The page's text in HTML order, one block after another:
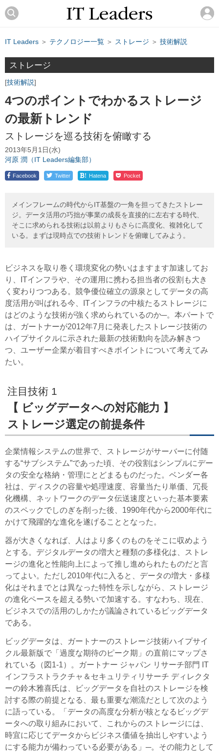
IT Leaders ＞ テクノロジー一覧 ＞ ストレージ ＞ 技術解説
ストレージ
技術解説
4つのポイントでわかるストレージ
の最新トレンド
ストレージを巡る技術を俯瞰する
2013年5月1日(水)
河原 潤（IT Leaders編集部）
Facebook Twitter ! Hatena Pocket
メインフレームの時代からIT基盤の一角を担ってきたストレー
ジ。データ活用の巧拙が事業の成長を直接的に左右する時代、
そこに求められる技術は以前よりもさらに高度化、複雑化して
いる。まずは現時点での技術トレンドを俯瞰してみよう。
ビジネスを取り巻く環境変化の勢いはますます加速してお
り、ITインフラや、その運用に携わる担当者の役割も大き
く変わりつつある。競争優位確立の源泉としてデータの高
度活用が叫ばれる今、ITインフラの中核たるストレージに
はどのような技術が強く求められているのか─。本パートで
は、ガートナーが2012年7月に発表したストレージ技術の
ハイプサイクルに示された最新の技術動向を読み解きつ
つ、ユーザー企業が着目すべきポイントについて考えてみ
たい。
注目技術 1
【 ビッグデータへの対応能力 】
ストレージ選定の前提条件
企業情報システムの世界で、ストレージがサーバーに付随
する“サブシステム”であった頃、その役割はシンプルにデー
タの安全な格納・管理にとどまるものだった。ベンダー各
社は、ディスクの容量や処理速度、容量当たり単価、冗長
化機構、ネットワークのデータ伝送速度といった基本要素
のスペックでしのぎを削った後、1990年代から2000年代に
かけて飛躍的な進化を遂げることとなった。
器が大きくなれば、人はより多くのものをそこに収めよう
とする。デジタルデータの増大と種類の多様化は、ストレ
ージの進化と性能向上によって推し進められたものだと言
ってよい。ただし2010年代に入ると、データの増大・多様
化はそれまでとは異なった特性を示しながら、ストレージ
の進化ペースを超える勢いで加速する。すなわち、現在、
ビジネスでの活用のしかたが議論されているビッグデータ
である。
ビッグデータは、ガートナーのストレージ技術ハイプサイ
クル最新版で「過度な期待のピーク期」の直前にマップさ
れている（図1-1）。ガートナー ジャパン リサーチ部門 IT
インフラストラクチャ＆セキュリティリサーチ ディレクタ
ーの鈴木雅喜氏は、ビッグデータを自社のストレージを検
討する際の前提となる、最も重要な潮流だとして次のよう
に語っている。「データの高度な分析が核となるビッグデ
ータへの取り組みにおいて、これからのストレージには、
時宜に応じてデータからビジネス価値を抽出しやすいよう
にする能力が備わっている必要がある」─。その能力として